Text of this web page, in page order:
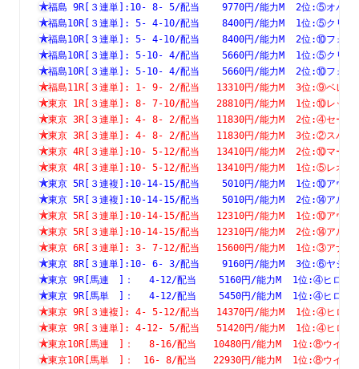
福島 9R[３連単]:10- 8- 5/配当    9770円/能力M  2
福島10R[３連単]: 5- 4-10/配当    8400円/能力M  1位:⑤クリノ
福島10R[３連単]: 5- 4-10/配当    8400円/能力M  2位:⑩フォワ
福島10R[３連単]: 5-10- 4/配当    5660円/能力M  1位:⑤クリノ
福島10R[３連単]: 5-10- 4/配当    5660円/能力M  2位:⑩フォワ
福島11R[３連単]: 1- 9- 2/配当   13310円/能力M  3位:⑨ベレヌス
東京 1R[３連単]: 8- 7-10/配当   28810円/能力M  1
東京 3R[３連単]: 4- 8- 2/配当   11830円/能力M  2
東京 3R[３連単]: 4- 8- 2/配当   11830円/能力M
東京 4R[３連単]:10- 5-12/配当   13410円/能力M
東京 4R[３連単]:10- 5-12/配当   13410円/能力M
東京 5R[３連複]:10-14-15/配当    5010円/能力M
東京 5R[３連複]:10-14-15/配当    5010円/能力M  2
東京 5R[３連単]:10-14-15/配当   12310円/能力M
東京 5R[３連単]:10-14-15/配当   12310円/能力M  2
東京 6R[３連単]: 3- 7-12/配当   15600円/能力M  1位
東京 8R[３連単]:10- 6- 3/配当    9160円/能力
東京 9R[馬連　]：　 4-12/配当    5160円/能力M  1位:④ヒロイ
東京 9R[馬単　]：　 4-12/配当    5450円/能力M  1位:④ヒロイ
東京 9R[３連複]: 4- 5-12/配当   14370円/能力M  1位:④ヒロイ
東京 9R[３連単]: 4-12- 5/配当   51420円/能力M  1位:④ヒロイ
東京10R[馬連　]：　 8-16/配当   10480円/能力M  1位:⑧ウイング
東京10R[馬単　]：　16- 8/配当   22930円/能力M  1位:⑧ウイング